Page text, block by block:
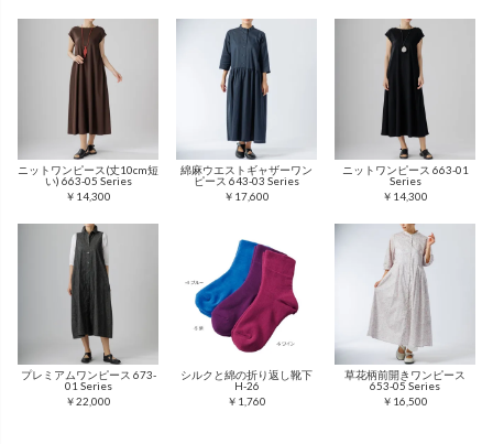
ニットワンピース(丈10cm短
い) 663-05 Series
￥14,300
綿麻ウエストギャザーワン
ピース 643-03 Series
￥17,600
ニットワンピース 663-01
Series
￥14,300
プレミアムワンピース 673-
01 Series
￥22,000
シルクと綿の折り返し靴下
H-26
￥1,760
草花柄前開きワンピース
653-05 Series
￥16,500